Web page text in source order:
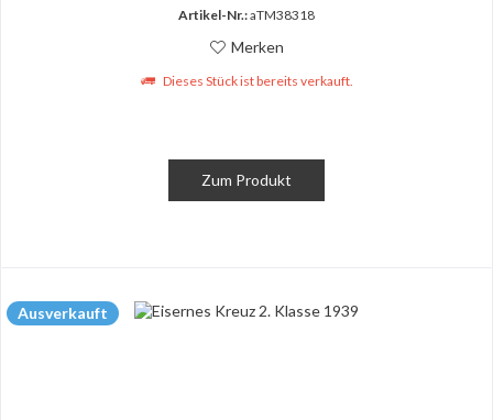
Artikel-Nr.:aTM38318
Merken
Dieses Stück ist bereits verkauft.
Zum Produkt
Ausverkauft